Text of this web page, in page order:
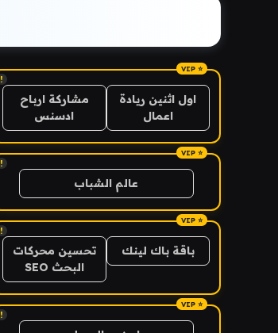
!
اول اثنين ريادة
اعمال
مشاركة ارباح
ادسنس
!
عالم الشباب
!
باقة باك لينك
تحسين محركات
البحث SEO
!